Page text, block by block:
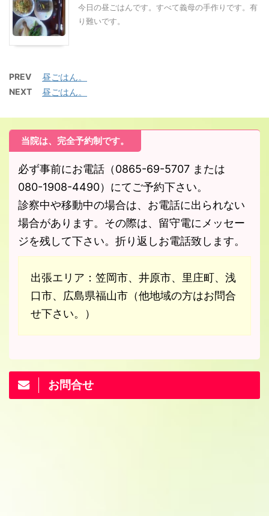
今日の昼ごはんです。すべて義母の手作りです。有
り難いです。
PREV 昼ごはん。
NEXT 昼ごはん。
当院は、完全予約制です。
必ず事前にお電話（0865-69-5707 または
080-1908-4490）にてご予約下さい。
診察中や移動中の場合は、お電話に出られない
場合があります。その際は、留守電にメッセー
ジを残して下さい。折り返しお電話致します。
出張エリア：笠岡市、井原市、里庄町、浅
口市、広島県福山市（他地域の方はお問合
せ下さい。）
お問合せ